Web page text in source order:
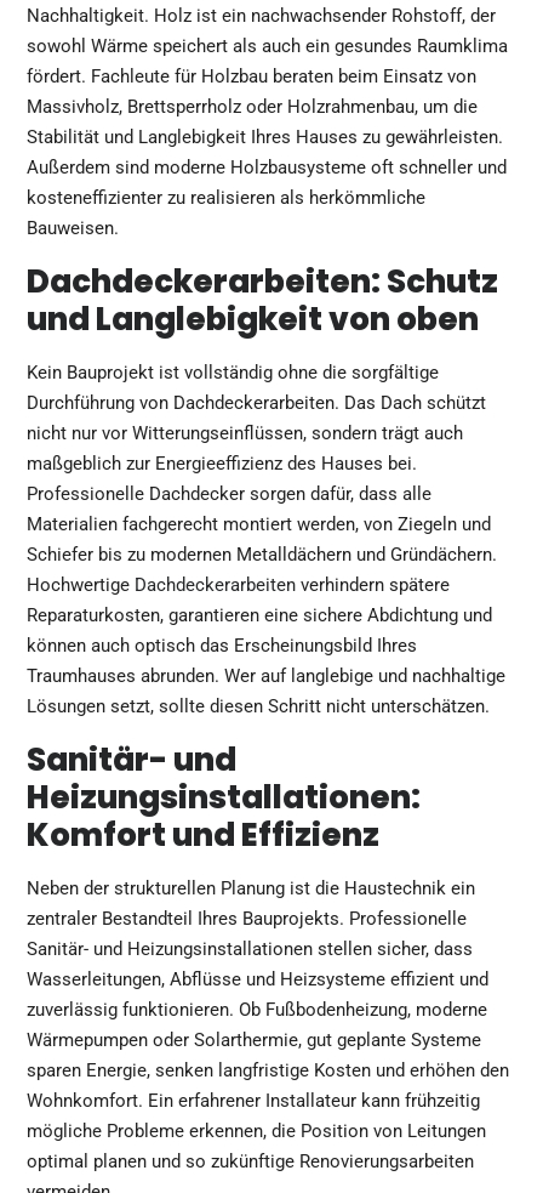
Nachhaltigkeit. Holz ist ein nachwachsender Rohstoff, der
sowohl Wärme speichert als auch ein gesundes Raumklima
fördert. Fachleute für Holzbau beraten beim Einsatz von
Massivholz, Brettsperrholz oder Holzrahmenbau, um die
Stabilität und Langlebigkeit Ihres Hauses zu gewährleisten.
Außerdem sind moderne Holzbausysteme oft schneller und
kosteneffizienter zu realisieren als herkömmliche
Bauweisen.
Dachdeckerarbeiten: Schutz
und Langlebigkeit von oben
Kein Bauprojekt ist vollständig ohne die sorgfältige
Durchführung von Dachdeckerarbeiten. Das Dach schützt
nicht nur vor Witterungseinflüssen, sondern trägt auch
maßgeblich zur Energieeffizienz des Hauses bei.
Professionelle Dachdecker sorgen dafür, dass alle
Materialien fachgerecht montiert werden, von Ziegeln und
Schiefer bis zu modernen Metalldächern und Gründächern.
Hochwertige Dachdeckerarbeitenverhindern spätere
Reparaturkosten, garantieren eine sichere Abdichtung und
können auch optisch das Erscheinungsbild Ihres
Traumhauses abrunden. Wer auf langlebige und nachhaltige
Lösungen setzt, sollte diesen Schritt nicht unterschätzen.
Sanitär- und
Heizungsinstallationen:
Komfort und Effizienz
Neben der strukturellen Planung ist die Haustechnik ein
zentraler Bestandteil Ihres Bauprojekts. Professionelle
Sanitär- und Heizungsinstallationen stellen sicher, dass
Wasserleitungen, Abflüsse und Heizsysteme effizient und
zuverlässig funktionieren. Ob Fußbodenheizung, moderne
Wärmepumpen oder Solarthermie, gut geplante Systeme
sparen Energie, senken langfristige Kosten und erhöhen den
Wohnkomfort. Ein erfahrener Installateur kann frühzeitig
mögliche Probleme erkennen, die Position von Leitungen
optimal planen und so zukünftige Renovierungsarbeiten